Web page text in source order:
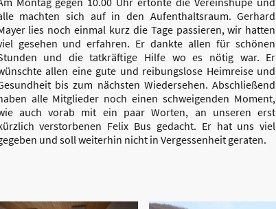
machten sich auf in den Aufenthaltsraum. Gerhard
lies noch einmal kurz die Tage passieren, wir hatten
gesehen und erfahren. Er dankte allen für schönen
und die tatkräftige Hilfe wo es nötig war. Er
allen eine gute und reibungslose Heimreise und
bis zum nächsten Wiedersehen. Abschließend
alle Mitglieder noch einen schweigenden Moment,
auch vorab mit ein paar Worten, an unseren erst
verstorbenen Felix Bus gedacht. Er hat uns viel
und soll weiterhin nicht in Vergessenheit geraten.